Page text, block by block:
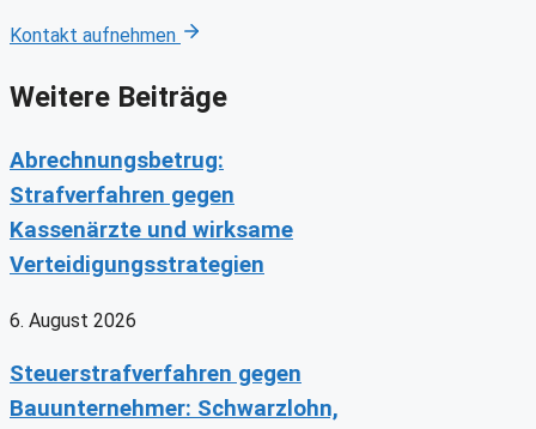
Kontakt aufnehmen
Weitere Beiträge
Abrechnungsbetrug:
Strafverfahren gegen
Kassenärzte und wirksame
Verteidigungsstrategien
6. August 2026
Steuerstrafverfahren gegen
Bauunternehmer: Schwarzlohn,